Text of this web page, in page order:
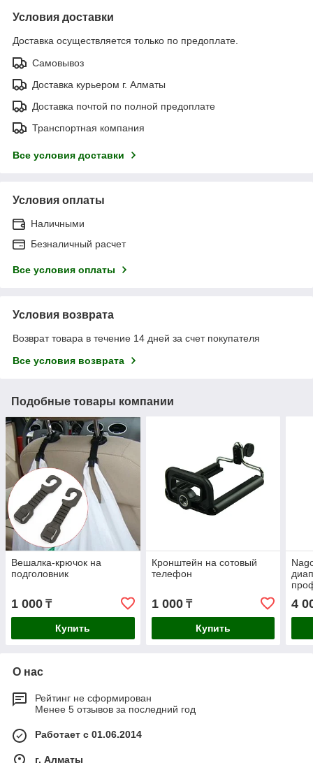
Условия доставки
Доставка осуществляется только по предоплате.
Самовывоз
Доставка курьером г. Алматы
Доставка почтой по полной предоплате
Транспортная компания
Все условия доставки
Условия оплаты
Наличными
Безналичный расчет
Все условия оплаты
Условия возврата
Возврат товара в течение 14 дней за счет покупателя
Все условия возврата
Подобные товары компании
Вешалка-крючок на
подголовник
1 000 ₸
Купить
Кронштейн на сотовый
телефон
1 000₸
Купить
4
О нас
Рейтинг не сформирован
Менее 5 отзывов за последний год
Работает с 01.06.2014
г. Алматы